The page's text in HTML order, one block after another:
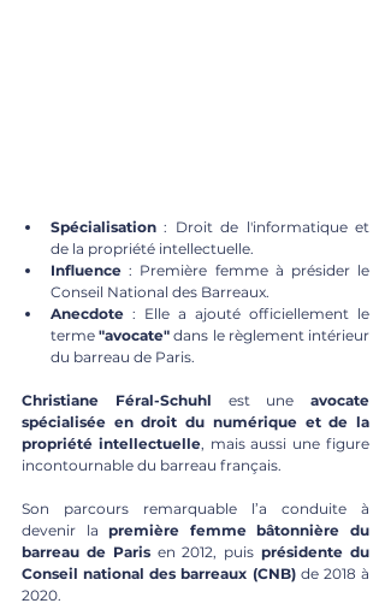
Spécialisation : Droit de l'informatique et
de la propriété intellectuelle.
Influence : Première femme à présider le
Conseil National des Barreaux.
Anecdote : Elle a ajouté officiellement le
terme "avocate" dans le règlement intérieur
du barreau de Paris.
Christiane Féral-Schuhl est une avocate
spécialisée en droit du numérique et de la
propriété intellectuelle, mais aussi une figure
incontournable du barreau français.
Son parcours remarquable l’a conduite à
devenir la première femme bâtonnière du
barreau de Paris en 2012, puis présidente du
Conseil national des barreaux (CNB) de 2018 à
2020.